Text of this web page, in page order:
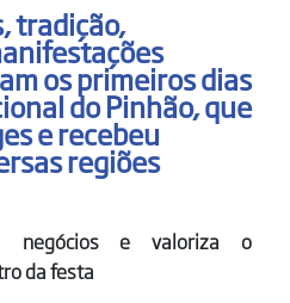
tradição,
os primeiros dias
do Pinhão, que
e recebeu
regiões
negócios e valoriza o
da festa